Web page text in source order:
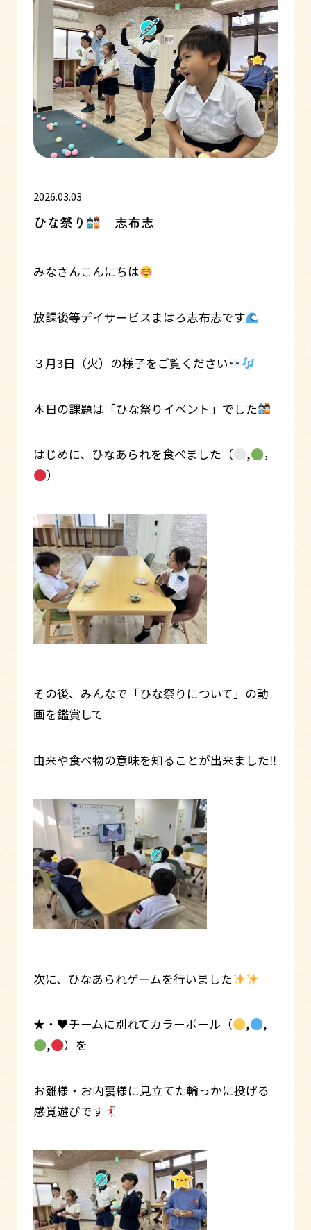
2026.03.03
ひな祭り 志布志
みなさんこんにちは
放課後等デイサービスまはろ志布志です
３月3日（火）の様子をご覧ください
本日の課題は「ひな祭りイベント」でした
はじめに、ひなあられを食べました（ ,
，
）
その後、みんなで「ひな祭りについて」の動
画を鑑賞して
由来や食べ物の意味を知ることが出来ました‼
次に、ひなあられゲームを行いました
★・♥チームに別れてカラーボール（ ,
,
,
）を
お雛様・お内裏様に見立てた輪っかに投げる
感覚遊びです